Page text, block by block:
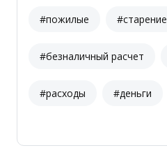
#пожилые #старение
#безналичный расчет
#расходы #деньги